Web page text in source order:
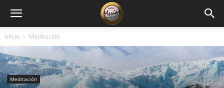
Inicio Meditación
Meditación